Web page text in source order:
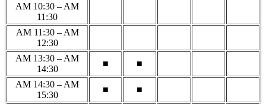
AM 10:30 – AM
11:30
AM 11:30 – AM
12:30
AM 13:30 – AM
14:30
■ ■
AM 14:30 – AM
15:30
■ ■